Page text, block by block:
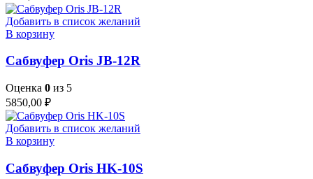
Добавить в список желаний
В корзину
Сабвуфер Oris JB-12R
Оценка 0 из 5
5850,00 ₽
Добавить в список желаний
В корзину
Сабвуфер Oris HK-10S